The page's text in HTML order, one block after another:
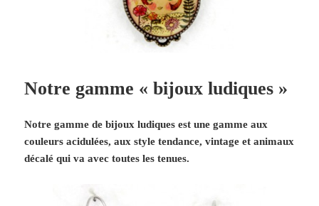
Notre gamme « bijoux ludiques »
Notre gamme de bijoux ludiques est une gamme aux
couleurs acidulées, aux style tendance, vintage et animaux
décalé qui va avec toutes les tenues.